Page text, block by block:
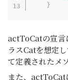
}
actToCatの宣
ラスCatを想定
て定義されたメ
また、